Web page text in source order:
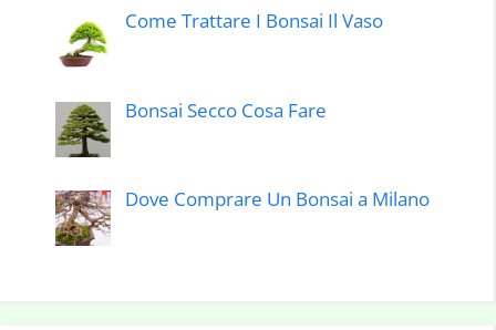
Come Trattare I Bonsai Il Vaso
Bonsai Secco Cosa Fare
Dove Comprare Un Bonsai a Milano